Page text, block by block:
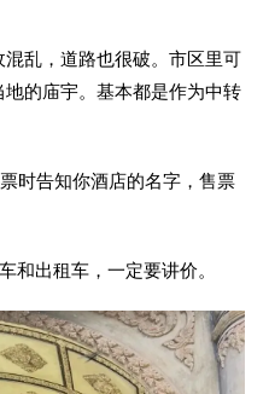
乱，道路也很破。市区里可
的庙宇。基本都是作为中转
时告知你酒店的名字，售票
和出租车，一定要讲价。